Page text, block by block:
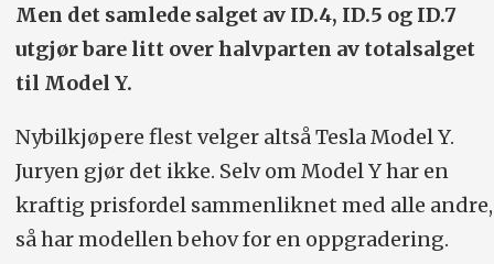
Men det samlede salget av ID.4, ID.5 og ID.7
utgjør bare litt over halvparten av totalsalget
til Model Y.
Nybilkjøpere flest velger altså Tesla Model Y.
Juryen gjør det ikke. Selv om Model Y har en
kraftig prisfordel sammenliknet med alle andre,
så har modellen behov for en oppgradering.